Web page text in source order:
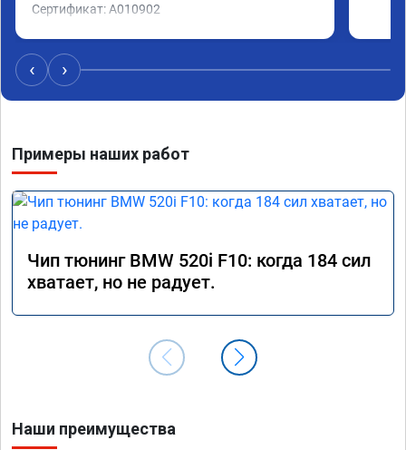
Сертификат: A010902
‹ ›
Примеры наших работ
Чип тюнинг BMW 520i F10: когда 184 сил
хватает, но не радует.
Наши преимущества